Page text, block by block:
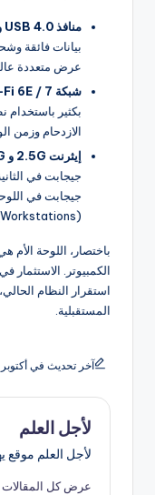
منافذ USB 4.0 و Thunderbolt 4:
بيانات فائقة
عرض متعددة
شبكة Wi-Fi 6E / 7:
بكثير باستخدام
الازدحام وزمن
إيثرنت 2.5G و 10G:
جيجابت في
جيجابت في
(Workstations).
باختصار، اللوحة الأم
الكمبيوتر.
استقرار النظام
المستقبلية.
آخر تحديث في أكتوبر 11, 2025
لأجل العلم
لأجل العلم موقع
عرض كل المقالات